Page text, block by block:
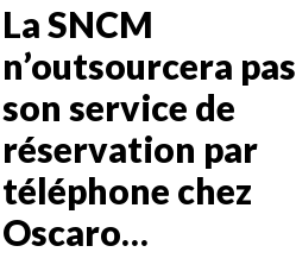
La SNCM
n’outsourcera pas
son service de
réservation par
téléphone chez
Oscaro…